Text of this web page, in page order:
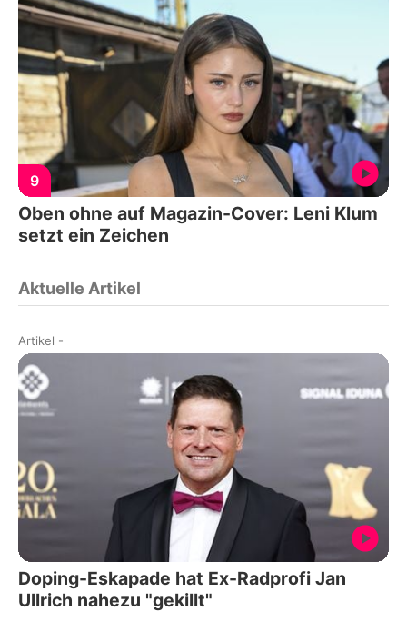
9
Oben ohne auf Magazin-Cover: Leni Klum
setzt ein Zeichen
Aktuelle Artikel
Artikel -
Doping-Eskapade hat Ex-Radprofi Jan
Ullrich nahezu "gekillt"